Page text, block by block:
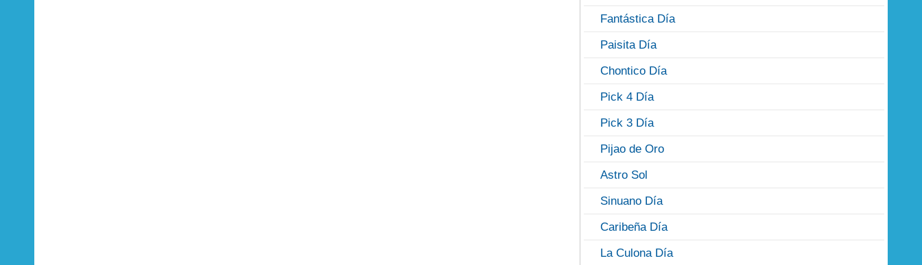
Fantástica Día
Paisita Día
Chontico Día
Pick 4 Día
Pick 3 Día
Pijao de Oro
Astro Sol
Sinuano Día
Caribeña Día
La Culona Día